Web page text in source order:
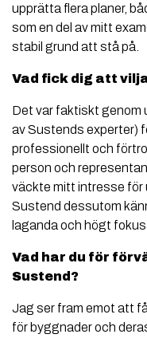
upprätta flera planer,
som en del av mitt
stabil grund att stå på.
Vad fick dig att
Det var faktiskt genom
av Sustends experter)
professionellt och
person och
väckte mitt intresse för
Sustend dessutom
laganda och högt
Vad har du för
Sustend?
Jag ser fram emot att
för byggnader och